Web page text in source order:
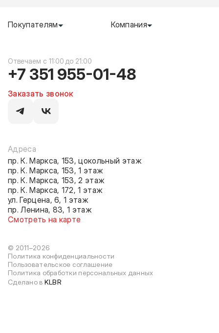
Покупателям Компания
© 2011–2026
Политика конфиденциальности
Пользовательское соглашение
Политика обработки персональных данных
Сделано в KLBR
c 11:00 до 21:00
+7 351 955-01-48
Заказать звонок
Адреса
пр. К. Маркса, 153, цокольный этаж
пр. К. Маркса, 153, 1 этаж
пр. К. Маркса, 153, 2 этаж
пр. К. Маркса, 172, 1 этаж
ул. Герцена, 6, 1 этаж
пр. Ленина, 83, 1 этаж
Смотреть на карте